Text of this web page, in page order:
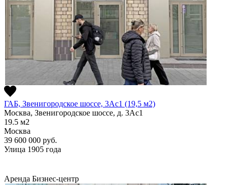
ГАБ, Звенигородское шоссе, 3Ас1 (19,5 м2)
Москва, Звенигородское шоссе, д. 3Ас1
19.5 м2
Москва
39 600 000 руб.
Улица 1905 года
Аренда Бизнес-центр